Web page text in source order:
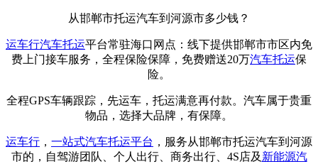
从邯郸市托运汽车到河源市多少钱？
运车行汽车托运平台常驻海口网点：线下提供邯郸市市区内免
费上门接车服务，全程保险保障，免费赠送20万汽车托运保
险。
全程GPS车辆跟踪，先运车，托运满意再付款。汽车属于贵重
物品，选择大品牌，有保障。
运车行 ， 一站式汽车托运平台 ，服务从邯郸市托运汽车到河源
市的，自驾游团队、个人出行、商务出行、4S店及 新能源汽